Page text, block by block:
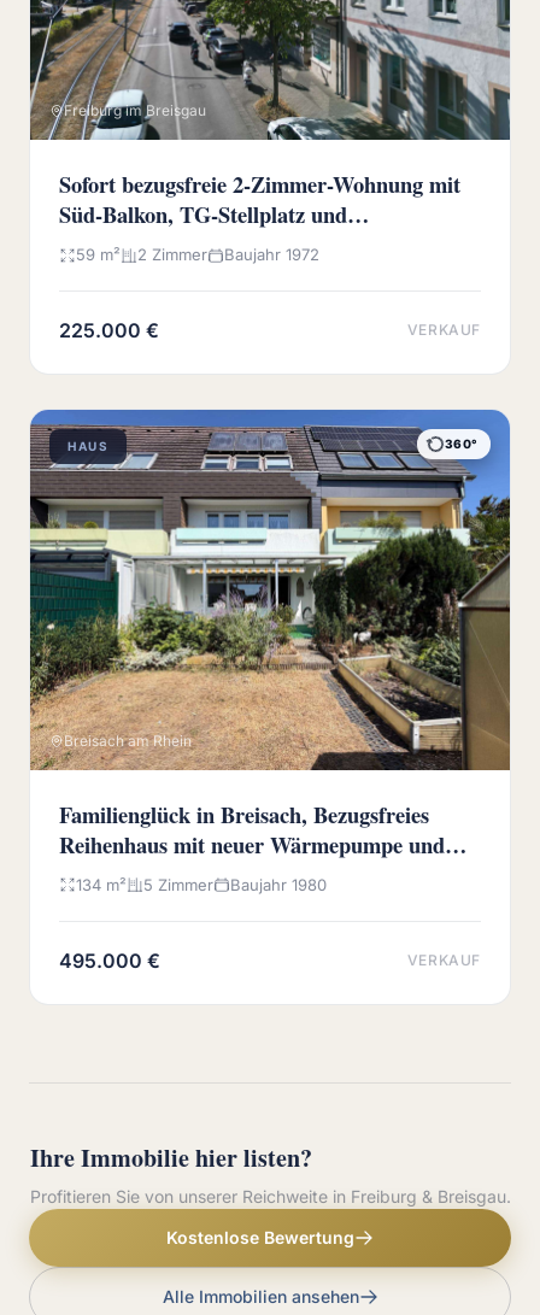
Freiburg im Breisgau
Sofort bezugsfreie 2-Zimmer-Wohnung mit
Süd-Balkon, TG-Stellplatz und
Wochenmarkt vor der Haustür
59 m² 2 Zimmer Baujahr 1972
225.000 € VERKAUF
HAUS 360°
Breisach am Rhein
Familienglück in Breisach, Bezugsfreies
Reihenhaus mit neuer Wärmepumpe und
sonnigem Westgarten
134 m² 5 Zimmer Baujahr 1980
495.000 € VERKAUF
Ihre Immobilie hier listen?
Profitieren Sie von unserer Reichweite in Freiburg & Breisgau.
Kostenlose Bewertung
Alle Immobilien ansehen